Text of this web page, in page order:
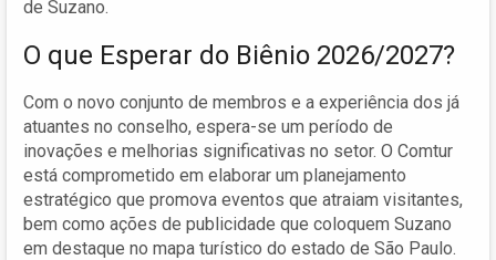
de Suzano.
O que Esperar do Biênio 2026/2027?
Com o novo conjunto de membros e a experiência dos já
atuantes no conselho, espera-se um período de
inovações e melhorias significativas no setor. O Comtur
está comprometido em elaborar um planejamento
estratégico que promova eventos que atraiam visitantes,
bem como ações de publicidade que coloquem Suzano
em destaque no mapa turístico do estado de São Paulo.